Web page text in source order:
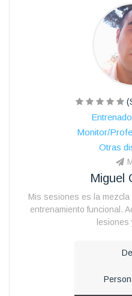
Monitor/
Otras
Miguel
Mis sesiones es la mezcla
entrenamiento funcional.
lesiones